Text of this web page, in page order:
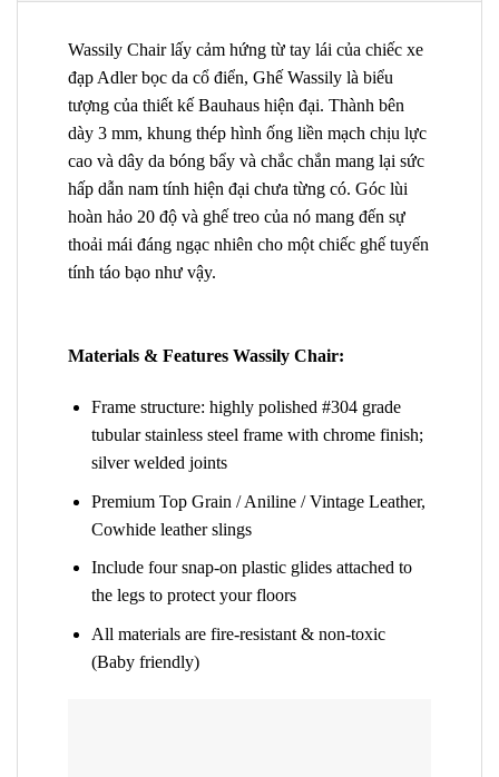
Wassily Chair lấy cảm hứng từ tay lái của chiếc xe
đạp Adler bọc da cổ điển, Ghế Wassily là biểu
tượng của thiết kế Bauhaus hiện đại. Thành bên
dày 3 mm, khung thép hình ống liền mạch chịu lực
cao và dây da bóng bẩy và chắc chắn mang lại sức
hấp dẫn nam tính hiện đại chưa từng có. Góc lùi
hoàn hảo 20 độ và ghế treo của nó mang đến sự
thoải mái đáng ngạc nhiên cho một chiếc ghế tuyến
tính táo bạo như vậy.
Materials & Features Wassily Chair:
Frame structure: highly polished #304 grade
tubular stainless steel frame with chrome finish;
silver welded joints
Premium Top Grain / Aniline / Vintage Leather,
Cowhide leather slings
Include four snap-on plastic glides attached to
the legs to protect your floors
All materials are fire-resistant & non-toxic
(Baby friendly)